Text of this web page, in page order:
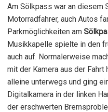
Am Sölkpass war an diesem
Motorradfahrer, auch Autos
Parkmöglichkeiten am
Musikkapelle spielte in den
auch auf. Normalerweise
mit der Kamera aus der Fahrt
alleine unterwegs und ging
Digitalkamera in der linken
der erschwerten